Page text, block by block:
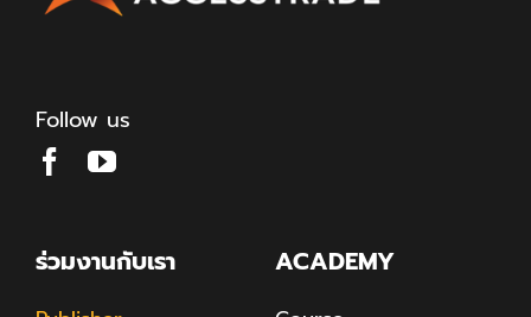
Follow us
ร่วมงานกับเรา ACADEMY